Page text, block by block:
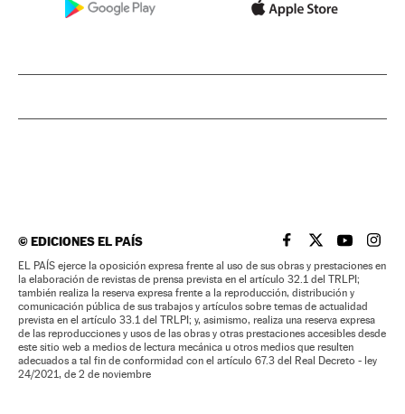
©EDICIONES EL PAÍS EL PAÍS BRASIL EN
EL PAÍSEL PAÍS
EL
EL PAÍS ejerce la oposición expresa frente al uso de sus obras y prestaciones en
la elaboración de revistas de prensa prevista en el artículo 32.1 del TRLPI;
también realiza la reserva expresa frente a la reproducción, distribución y
comunicación pública de sus trabajos y artículos sobre temas de actualidad
prevista en el artículo 33.1 del TRLPI; y, asimismo, realiza una reserva expresa
de las reproducciones y usos de las obras y otras prestaciones accesibles desde
este sitio web a medios de lectura mecánica u otros medios que resulten
adecuados a tal fin de conformidad con el artículo 67.3 del Real Decreto - ley
24/2021, de 2 de noviembre